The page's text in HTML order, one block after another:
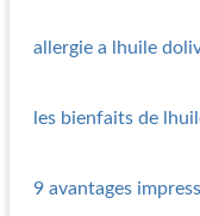
allergie a lhuile
les bienfaits de
9 avantages